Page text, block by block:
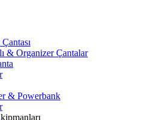
& Organizer Çantalar
& Powerbank